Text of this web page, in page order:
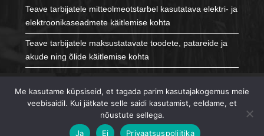
Teave tarbijatele mitteolmeotstarbel kasutatava elektri- ja
elektroonikaseadmete käitlemise kohta
Teave tarbijatele maksustatavate toodete, patareide ja
akude ning õlide käitlemise kohta
JÄLGI MEID
Me kasutame küpsiseid, et tagada parim kasutajakogemus meie
veebisaidil. Kui jätkate selle saidi kasutamist, eeldame, et
nõustute sellega.
Ja
Ei Privaatsuspoliitika